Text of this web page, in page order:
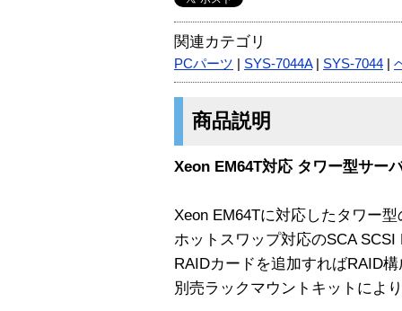
関連カテゴリ
PCパーツ SYS-7044A| SYS-7044
商品説明
Xeon EM64T対応 タワー型サー
Xeon EM64Tに対応したタワー
ホットスワップ対応のSCA
RAIDカードを追加すればRAID
別売ラックマウントキットによ